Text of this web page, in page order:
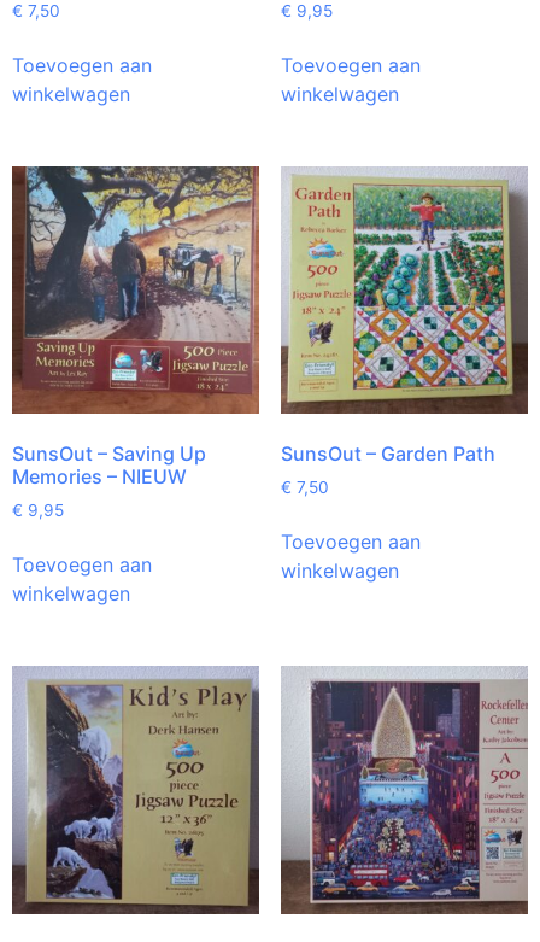
€ 7,50
Toevoegen aan
winkelwagen
€ 9,95
Toevoegen aan
winkelwagen
SunsOut – Saving Up
Memories – NIEUW
€ 9,95
Toevoegen aan
winkelwagen
SunsOut – Garden Path
€ 7,50
Toevoegen aan
winkelwagen